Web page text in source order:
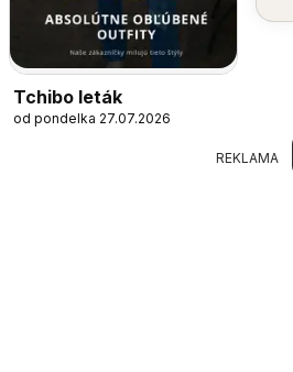
Tchibo leták
od pondelka 27.07.2026
REKLAMA